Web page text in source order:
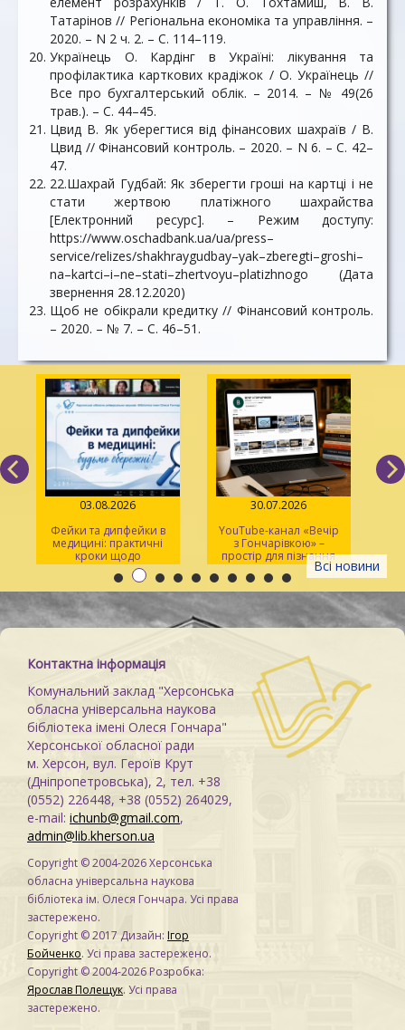
Татарінов // Регіональна економіка та управління. –
2020. – N 2 ч. 2. – С. 114–119.
Українець О. Кардінг в Україні: лікування та
профілактика карткових крадіжок / О. Українець //
Все про бухгалтерський облік. – 2014. – № 49(26
трав.). – С. 44–45.
Цвид В. Як уберегтися від фінансових шахраїв / В.
Цвид // Фінансовий контроль. – 2020. – N 6. – С. 42–
47.
22.Шахрай Гудбай: Як зберегти гроші на картці і не
стати жертвою платіжного шахрайства
[Електронний ресурс]. – Режим доступу:
https://www.oschadbank.ua/ua/press–
service/relizes/shakhraygudbay–yak–zberegti–groshi–
na–kartci–i–ne–stati–zhertvoyu–platizhnogo (Дата
звернення 28.12.2020)
Щоб не обікрали кредитку // Фінансовий контроль.
– 2020. – № 7. – С. 46–51.
Всі новини
03.08.2026
Фейки та дипфейки в
медицині: практичні
кроки щодо
розпізнавання
30.07.2026
YouTube-канал «Вечір
з Гончарівкою» –
простір для пізнання
та натхнення
Контактна інформація
Комунальний заклад "Херсонська
обласна універсальна наукова
бібліотека імені Олеся Гончара"
Херсонської обласної ради
м. Херсон, вул. Героїв Крут
(Дніпропетровська), 2, тел. +38
(0552) 226448, +38 (0552) 264029,
e-mail: ichunb@gmail.com,
admin@lib.kherson.ua
Copyright © 2004-2026 Херсонська
обласна універсальна наукова
бібліотека ім. Олеся Гончара. Усі права
застережено.
Copyright © 2017 Дизайн: Ігор
Бойченко. Усі права застережено.
Copyright © 2004-2026 Розробка:
Ярослав Полещук. Усі права
застережено.